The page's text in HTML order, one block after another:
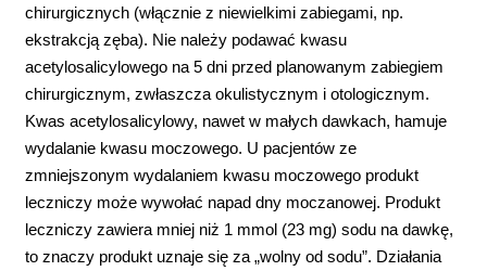
chirurgicznych (włącznie z niewielkimi zabiegami, np.
ekstrakcją zęba). Nie należy podawać kwasu
acetylosalicylowego na 5 dni przed planowanym zabiegiem
chirurgicznym, zwłaszcza okulistycznym i otologicznym.
Kwas acetylosalicylowy, nawet w małych dawkach, hamuje
wydalanie kwasu moczowego. U pacjentów ze
zmniejszonym wydalaniem kwasu moczowego produkt
leczniczy może wywołać napad dny moczanowej. Produkt
leczniczy zawiera mniej niż 1 mmol (23 mg) sodu na dawkę,
to znaczy produkt uznaje się za „wolny od sodu”. Działania